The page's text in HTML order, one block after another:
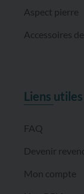
Aspect pierre
Accessoires
Liens utiles
FAQ
Devenir
Mon compte